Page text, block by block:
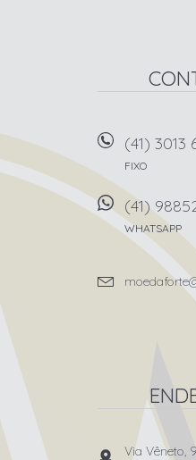
(41) 3013
FIXO
(41)
WHATSAPP
Via Vêneto,